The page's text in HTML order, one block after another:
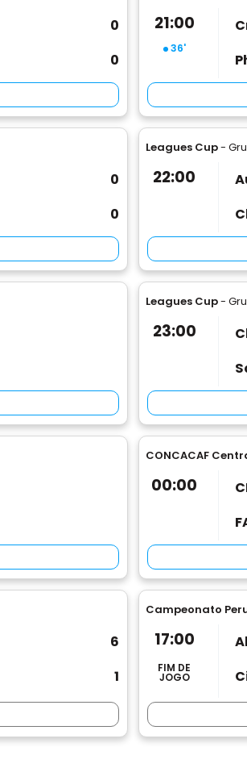
0
0
21:00
36'
0
0
Leagues Cup-
22:00
Leagues Cup-
23:00
CONCACAF
00:00
6
1
Campeonato
17:00
FIM DE
JOGO